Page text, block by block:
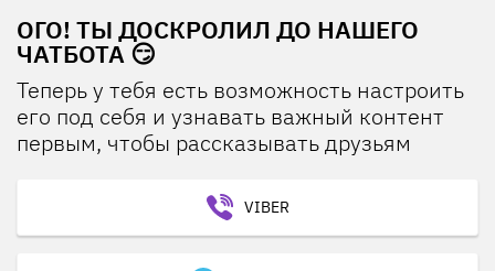
ОГО! ТЫ ДОСКРОЛИЛ ДО НАШЕГО
ЧАТБОТА 😏
Теперь у тебя есть возможность настроить
его под себя и узнавать важный контент
первым, чтобы рассказывать друзьям
VIBER